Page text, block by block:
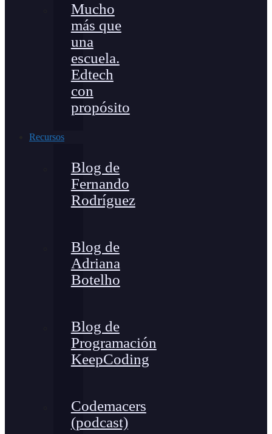
Mucho
más que
una
escuela.
Edtech
con
propósito
Recursos
Blog de
Fernando
Rodríguez
Blog de
Adriana
Botelho
Blog de
Programación
KeepCoding
Codemacers
(podcast)